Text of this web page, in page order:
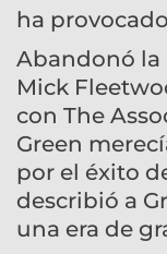
ha
Abandonó la
Mick
con The
Green
por el éxito
describió a
una era de